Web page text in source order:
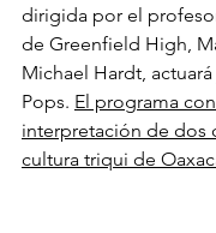
dirigida por el
de Greenfield High,
Michael Hardt,
Pops. El programa
interpretación de dos
cultura triqui de